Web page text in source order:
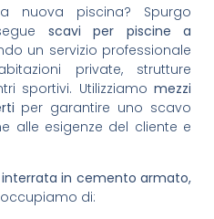
nuova piscina? Spurgo
scavi per piscine a
un servizio professionale
private, strutture
sportivi. Utilizziamo mezzi
per garantire uno scavo
alle esigenze del cliente e
in cemento armato,
di: